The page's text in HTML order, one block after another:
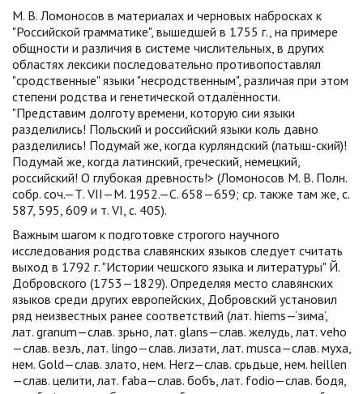
М. В. Ломоносов в материалах и черновых набросках к
"Российской грамматике", вышедшей в 1755 г., на примере
общности и различия в системе числительных, в других
областях лексики последовательно противопоставлял
"сродственные" языки "несродственным", различая при этом
степени родства и генетической отдалённости.
"Представим долготу времени, которую сии языки
разделились! Польский и российский языки коль давно
разделились! Подумай же, когда курляндский (латыш-ский)!
Подумай же, когда латинский, греческий, немецкий,
российский! О глубокая древность!> (Ломоносов М. В. Полн.
собр. соч.—Т. VII—М. 1952.—С. 658—659; ср. также там же, с.
587, 595, 609 и т. VI, с. 405).
Важным шагом к подготовке строгого научного
исследования родства славянских языков следует считать
выход в 1792 г. "Истории чешского языка и литературы" Й.
Добровского (1753—1829). Определяя место славянских
языков среди других европейских, Добровский установил
ряд неизвестных ранее соответствий (лат. hiems—‘зима’,
лат. granum—слав. зрьно, лат. glans—слав. желудь, лат. veho
—слав. везљ, лат. lingo—слав. лизати, лат. musca—слав. муха,
нем. Gold—слав. злато, нем. Herz—слав. срьдьце, нем. heillen
—слав. целити, лат. faba—слав. бобъ, лат. fodio—слав. бодя,